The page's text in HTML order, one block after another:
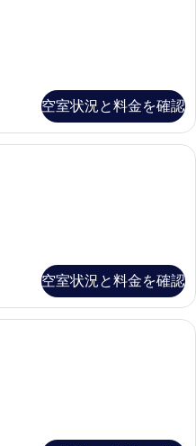
空室状況と料金を確認
空室状況と料金を確認
ミニバー、セーフティボックス (室内